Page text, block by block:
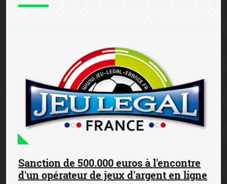
Sanction de 500.000 euros à l'encontre
d'un opérateur de jeux d'argent en ligne